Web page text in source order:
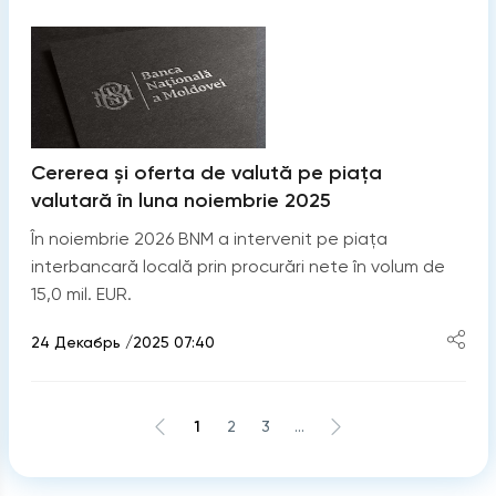
Cererea și oferta de valută pe piața
valutară în luna noiembrie 2025
În noiembrie 2026 BNM a intervenit pe piața
interbancară locală prin procurări nete în volum de
15,0 mil. EUR.
24 Декабрь /2025 07:40
1 2 3 ...